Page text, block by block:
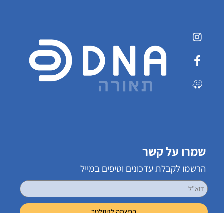
שמרו על קשר
הרשמו לקבלת עדכונים וטיפים במייל